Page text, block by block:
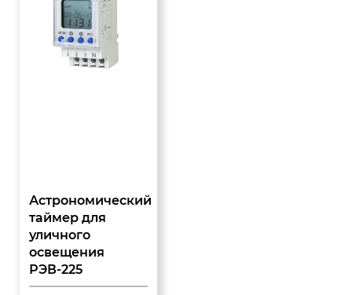
Астрономический
таймер для
уличного
освещения
РЭВ-225